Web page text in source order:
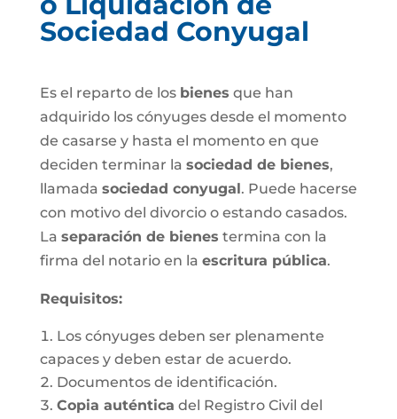
Sociedad Conyugal
Es el reparto de los bienes que han
adquirido los cónyuges desde el momento
de casarse y hasta el momento en que
deciden terminar la sociedad de bienes,
llamada sociedad conyugal. Puede hacerse
con motivo del divorcio o estando casados.
La separación de bienes termina con la
firma del notario en la escritura pública.
Requisitos:
Los cónyuges deben ser plenamente
capaces y deben estar de acuerdo.
Documentos de identificación.
Copia auténtica del Registro Civil del